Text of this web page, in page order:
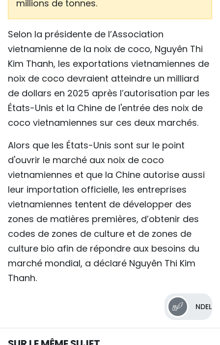
millions de tonnes.
Selon la présidente de l’Association
vietnamienne de la noix de coco, Nguyên Thi
Kim Thanh, les exportations vietnamiennes de
noix de coco devraient atteindre un milliard
de dollars en 2025 après l’autorisation par les
États-Unis et la Chine de l'entrée des noix de
coco vietnamiennes sur ces deux marchés.
Alors que les États-Unis sont sur le point
d'ouvrir le marché aux noix de coco
vietnamiennes et que la Chine autorise aussi
leur importation officielle, les entreprises
vietnamiennes tentent de développer des
zones de matières premières, d’obtenir des
codes de zones de culture et de zones de
culture bio afin de répondre aux besoins du
marché mondial, a déclaré Nguyên Thi Kim
Thanh.
NDEL